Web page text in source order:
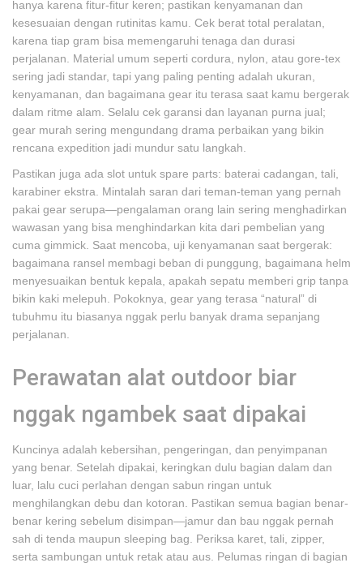
hanya karena fitur-fitur keren; pastikan kenyamanan dan
kesesuaian dengan rutinitas kamu. Cek berat total peralatan,
karena tiap gram bisa memengaruhi tenaga dan durasi
perjalanan. Material umum seperti cordura, nylon, atau gore-tex
sering jadi standar, tapi yang paling penting adalah ukuran,
kenyamanan, dan bagaimana gear itu terasa saat kamu bergerak
dalam ritme alam. Selalu cek garansi dan layanan purna jual;
gear murah sering mengundang drama perbaikan yang bikin
rencana expedition jadi mundur satu langkah.
Pastikan juga ada slot untuk spare parts: baterai cadangan, tali,
karabiner ekstra. Mintalah saran dari teman-teman yang pernah
pakai gear serupa—pengalaman orang lain sering menghadirkan
wawasan yang bisa menghindarkan kita dari pembelian yang
cuma gimmick. Saat mencoba, uji kenyamanan saat bergerak:
bagaimana ransel membagi beban di punggung, bagaimana helm
menyesuaikan bentuk kepala, apakah sepatu memberi grip tanpa
bikin kaki melepuh. Pokoknya, gear yang terasa “natural” di
tubuhmu itu biasanya nggak perlu banyak drama sepanjang
perjalanan.
Perawatan alat outdoor biar
nggak ngambek saat dipakai
Kuncinya adalah kebersihan, pengeringan, dan penyimpanan
yang benar. Setelah dipakai, keringkan dulu bagian dalam dan
luar, lalu cuci perlahan dengan sabun ringan untuk
menghilangkan debu dan kotoran. Pastikan semua bagian benar-
benar kering sebelum disimpan—jamur dan bau nggak pernah
sah di tenda maupun sleeping bag. Periksa karet, tali, zipper,
serta sambungan untuk retak atau aus. Pelumas ringan di bagian